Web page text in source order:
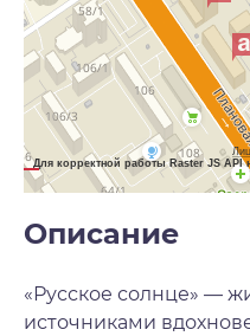
Для корректной работы Raster JS
Описание
«Русское солнце» —
источниками